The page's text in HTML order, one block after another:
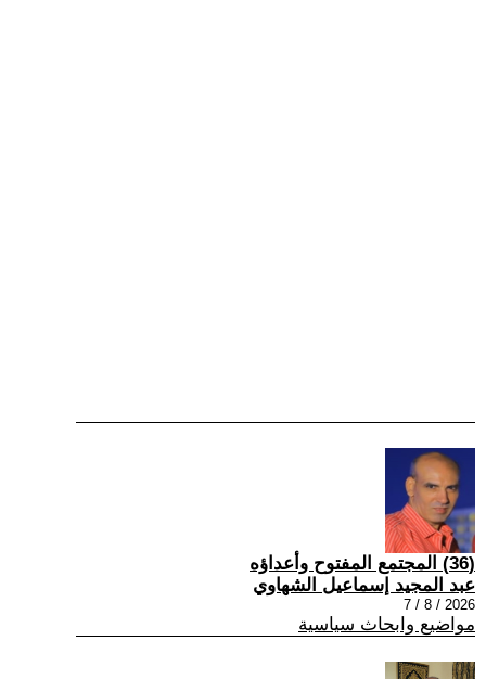
(36) المجتمع المفتوح وأعداؤه
عبد المجيد إسماعيل الشهاوي
2026 / 8 / 7
مواضيع وابحاث سياسية